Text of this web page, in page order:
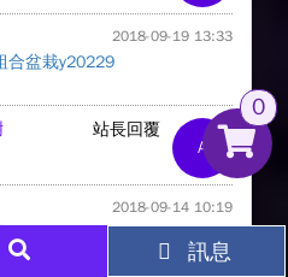
2018-09-19 13:33
合盆栽y20229
A
站長回覆
2018-09-14 10:19
0
訊息